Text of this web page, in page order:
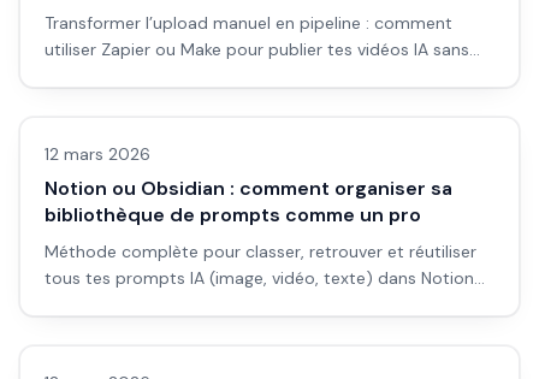
Transformer l’upload manuel en pipeline : comment
utiliser Zapier ou Make pour publier tes vidéos IA sans
Automatisation
12 mars 2026
Notion ou Obsidian : comment organiser sa
bibliothèque de prompts comme un pro
Méthode complète pour classer, retrouver et réutiliser
tous tes prompts IA (image, vidéo, texte) dans Notion
Automatisation